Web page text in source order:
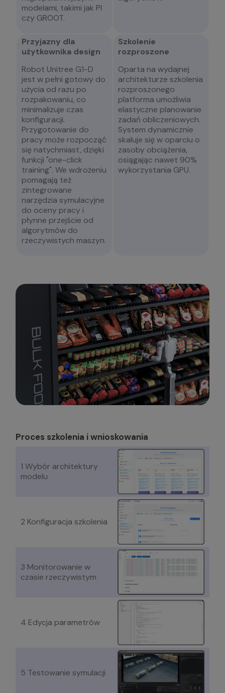
modelami, takimi jak PI
czy GROOT.
Przyjazny dla
użytkownika design
Robot Unitree G1-D
jest w pełni gotowy do
użycia od razu po
rozpakowaniu, co
minimalizuje czas
konfiguracji.
Przygotowanie do
pracy może rozpocząć
się natychmiast, dzięki
funkcji "one-click
training". We wdrożeniu
pomagają też
zintegrowane
narzędzia symulacyjne
do oceny pracy i
płynne przejście od
algorytmów do
rzeczywistych maszyn.
Szkolenie
rozproszone
Oparta na wydajnej
architekturze szkolenia
rozproszonego
platforma umożliwia
elastyczne planowanie
zadań obliczeniowych.
System dynamicznie
skaluje się w oparciu o
zasoby obciążenia,
osiągając nawet 90%
wykorzystania GPU.
Proces szkolenia i wnioskowania
1 Wybór architektury
modelu
2 Konfiguracja szkolenia
3 Monitorowanie w
czasie rzeczywistym
4 Edycja parametrów
5 Testowanie symulacji